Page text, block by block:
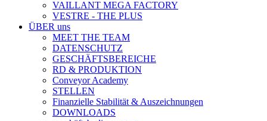
VAILLANT MEGA FACTORY
VESTRE - THE PLUS
ÜBER uns
MEET THE TEAM
DATENSCHUTZ
GESCHÄFTSBEREICHE
RD & PRODUKTION
Conveyor Academy
STELLEN
Finanzielle Stabilität & Auszeichnungen
DOWNLOADS